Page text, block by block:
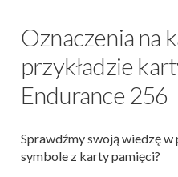
Oznaczenia na
przykładzie
Endurance 256
Sprawdźmy swoją wiedzę
symbole z karty pamięci?